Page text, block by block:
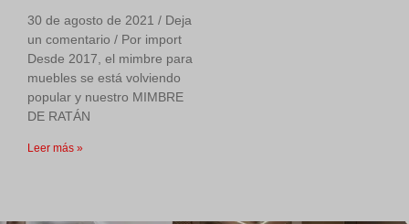
30 de agosto de 2021 / Deja
un comentario / Por import
Desde 2017, el mimbre para
muebles se está volviendo
popular y nuestro MIMBRE
DE RATÁN
Leer más »